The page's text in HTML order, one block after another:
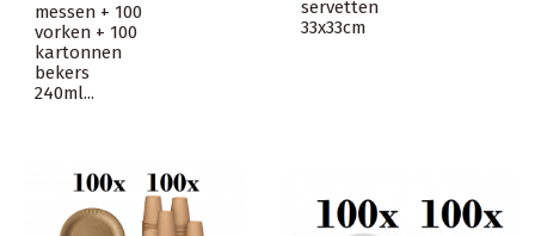
messen + 100
vorken + 100
kartonnen
bekers
240ml...
servetten
33x33cm